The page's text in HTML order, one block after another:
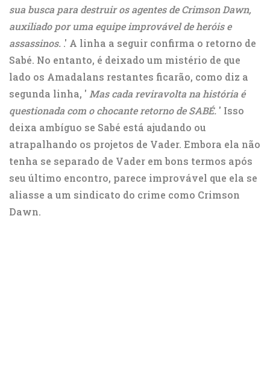
sua busca para destruir os agentes de Crimson Dawn,
auxiliado por uma equipe improvável de heróis e
assassinos. .' A linha a seguir confirma o retorno de
Sabé. No entanto, é deixado um mistério de que
lado os Amadalans restantes ficarão, como diz a
segunda linha, ' Mas cada reviravolta na história é
questionada com o chocante retorno de SABÉ. ' Isso
deixa ambíguo se Sabé está ajudando ou
atrapalhando os projetos de Vader. Embora ela não
tenha se separado de Vader em bons termos após
seu último encontro, parece improvável que ela se
aliasse a um sindicato do crime como Crimson
Dawn.